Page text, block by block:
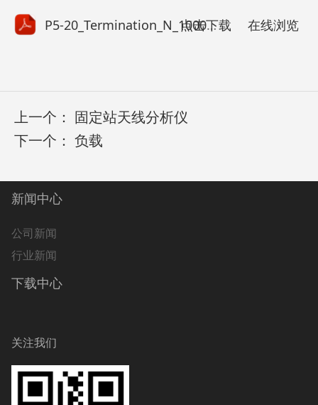
P5-20_Termination_N_1000W_3GHz_Edition B.pdf
点击下载 在线浏览
上一个： 固定站天线分析仪
下一个： 负载
新闻中心
公司新闻
行业新闻
下载中心
关注我们